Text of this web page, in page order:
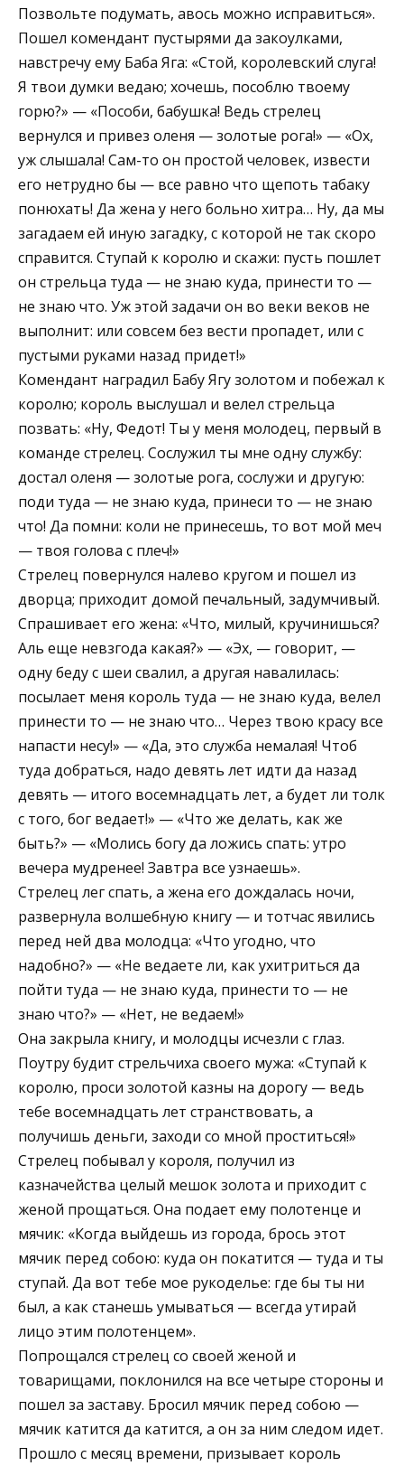
Позвольте подумать, авось можно исправиться».
Пошел комендант пустырями да закоулками,
навстречу ему Баба Яга: «Стой, королевский слуга!
Я твои думки ведаю; хочешь, пособлю твоему
горю?» — «Пособи, бабушка! Ведь стрелец
вернулся и привез оленя — золотые рога!» — «Ох,
уж слышала! Сам-то он простой человек, извести
его нетрудно бы — все равно что щепоть табаку
понюхать! Да жена у него больно хитра… Ну, да мы
загадаем ей иную загадку, с которой не так скоро
справится. Ступай к королю и скажи: пусть пошлет
он стрельца туда — не знаю куда, принести то —
не знаю что. Уж этой задачи он во веки веков не
выполнит: или совсем без вести пропадет, или с
пустыми руками назад придет!»
Комендант наградил Бабу Ягу золотом и побежал к
королю; король выслушал и велел стрельца
позвать: «Ну, Федот! Ты у меня молодец, первый в
команде стрелец. Сослужил ты мне одну службу:
достал оленя — золотые рога, сослужи и другую:
поди туда — не знаю куда, принеси то — не знаю
что! Да помни: коли не принесешь, то вот мой меч
— твоя голова с плеч!»
Стрелец повернулся налево кругом и пошел из
дворца; приходит домой печальный, задумчивый.
Спрашивает его жена: «Что, милый, кручинишься?
Аль еще невзгода какая?» — «Эх, — говорит, —
одну беду с шеи свалил, а другая навалилась:
посылает меня король туда — не знаю куда, велел
принести то — не знаю что… Через твою красу все
напасти несу!» — «Да, это служба немалая! Чтоб
туда добраться, надо девять лет идти да назад
девять — итого восемнадцать лет, а будет ли толк
с того, бог ведает!» — «Что же делать, как же
быть?» — «Молись богу да ложись спать: утро
вечера мудренее! Завтра все узнаешь».
Стрелец лег спать, а жена его дождалась ночи,
развернула волшебную книгу — и тотчас явились
перед ней два молодца: «Что угодно, что
надобно?» — «Не ведаете ли, как ухитриться да
пойти туда — не знаю куда, принести то — не
знаю что?» — «Нет, не ведаем!»
Она закрыла книгу, и молодцы исчезли с глаз.
Поутру будит стрельчиха своего мужа: «Ступай к
королю, проси золотой казны на дорогу — ведь
тебе восемнадцать лет странствовать, а
получишь деньги, заходи со мной проститься!»
Стрелец побывал у короля, получил из
казначейства целый мешок золота и приходит с
женой прощаться. Она подает ему полотенце и
мячик: «Когда выйдешь из города, брось этот
мячик перед собою: куда он покатится — туда и ты
ступай. Да вот тебе мое рукоделье: где бы ты ни
был, а как станешь умываться — всегда утирай
лицо этим полотенцем».
Попрощался стрелец со своей женой и
товарищами, поклонился на все четыре стороны и
пошел за заставу. Бросил мячик перед собою —
мячик катится да катится, а он за ним следом идет.
Прошло с месяц времени, призывает король